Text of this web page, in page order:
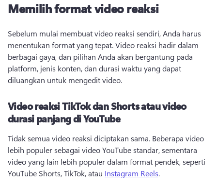
Memilih format video reaksi
Sebelum mulai membuat video reaksi sendiri, Anda harus
menentukan format yang tepat. Video reaksi hadir dalam
berbagai gaya, dan pilihan Anda akan bergantung pada
platform, jenis konten, dan durasi waktu yang dapat
diluangkan untuk mengedit video.
Video reaksi TikTok dan Shorts atau video
durasi panjang di YouTube
Tidak semua video reaksi diciptakan sama. Beberapa video
lebih populer sebagai video YouTube standar, sementara
video yang lain lebih populer dalam format pendek, seperti
YouTube Shorts, TikTok, atau Instagram Reels.